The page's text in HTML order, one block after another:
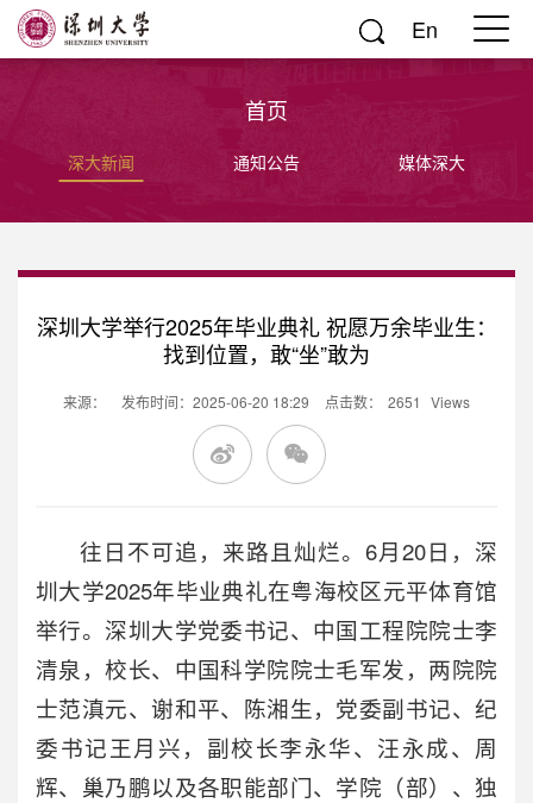
En
首页
深大新闻 通知公告 媒体深大
深圳大学举行2025年毕业典礼 祝愿万余毕业生：
找到位置，敢“坐”敢为
来源： 发布时间：2025-06-20 18:29 点击数： 2651 Views
往日不可追，来路且灿烂。6月20日，深
圳大学2025年毕业典礼在粤海校区元平体育馆
举行。深圳大学党委书记、中国工程院院士李
清泉，校长、中国科学院院士毛军发，两院院
士范滇元、谢和平、陈湘生，党委副书记、纪
委书记王月兴，副校长李永华、汪永成、周
辉、巢乃鹏以及各职能部门、学院（部）、独